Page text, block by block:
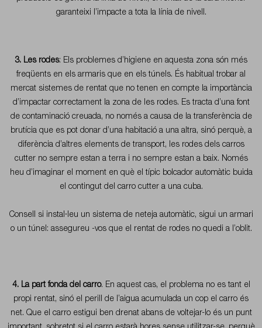
garanteixi l’impacte a tota la línia de nivell.
3. Les rodes: Els problemes d’higiene en aquesta zona són més
freqüents en els armaris que en els túnels. És habitual trobar al
mercat sistemes de rentat que no tenen en compte la importància
d’impactar correctament la zona de les rodes. Es tracta d’una font
de contaminació creuada, no només a causa de la transferència de
brutícia que es pot donar d’una habitació a una altra, sinó perquè, a
diferència d’altres elements de transport, les rodes dels carros
cutter no sempre estan a terra i no sempre estan a baix. Només
heu d’imaginar el moment en què el típic bolcador automàtic buida
el contingut del carro cutter a una cuba.
Consell si instal·leu un sistema de neteja automàtic, sigui un armari
o un túnel: assegureu -vos que el rentat de rodes no quedi a l’oblit.
4. La part fonda del carro. En aquest cas, el problema no es tant el
propi rentat, sinó el perill de l’aigua acumulada un cop el carro és
net. Que el carro estigui ben drenat abans de voltejar-lo és un punt